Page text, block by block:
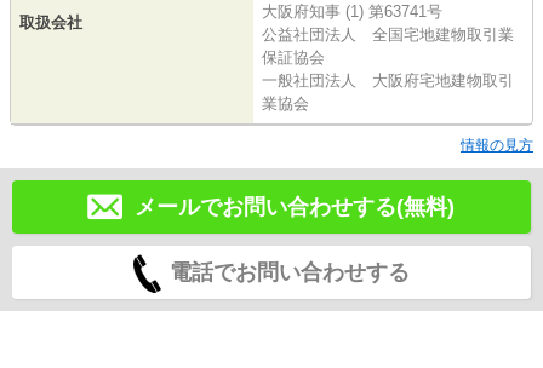
取扱会社
大阪府知事 (1) 第63741号
公益社団法人 全国宅地建物取引業
保証協会
一般社団法人 大阪府宅地建物取引
業協会
情報の見方
メールでお問い合わせする(無料)
電話でお問い合わせする